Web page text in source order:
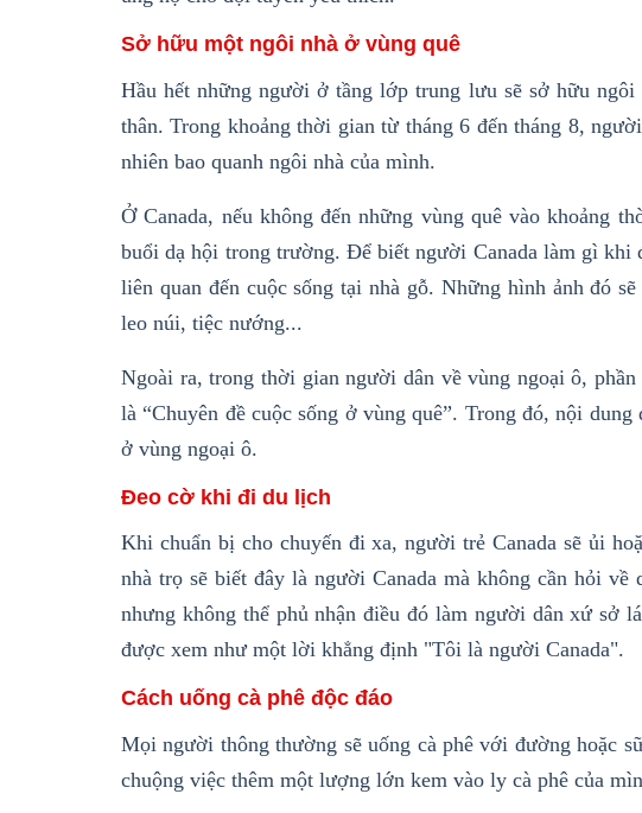
Sở hữu một ngôi nhà ở vùng quê
Hầu hết những người ở tầng lớp trung lưu sẽ sở hữu
thân. Trong khoảng thời gian từ tháng 6 đến tháng 8,
nhiên bao quanh ngôi nhà của mình.
Ở Canada, nếu không đến những vùng quê vào khoảng
buổi dạ hội trong trường. Để biết người Canada làm gì khi
liên quan đến cuộc sống tại nhà gỗ. Những hình ảnh đó
leo núi, tiệc nướng...
Ngoài ra, trong thời gian người dân về vùng ngoại ô,
là “Chuyên đề cuộc sống ở vùng quê”. Trong đó, nội
ở vùng ngoại ô.
Đeo cờ khi đi du lịch
Khi chuẩn bị cho chuyến đi xa, người trẻ Canada sẽ ủi
nhà trọ sẽ biết đây là người Canada mà không cần hỏi
nhưng không thể phủ nhận điều đó làm người dân xứ sở
được xem như một lời khẳng định "Tôi là người Canada".
Cách uống cà phê độc đáo
Mọi người thông thường sẽ uống cà phê với đường hoặc
chuộng việc thêm một lượng lớn kem vào ly cà phê của